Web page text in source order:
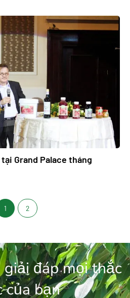
Grand Palace tháng
1 2
đáp mọi thắc
của bạn